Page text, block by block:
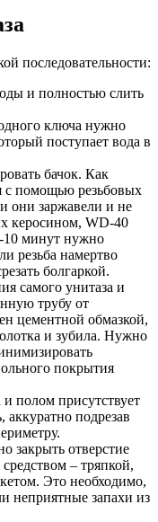
последовательности:
и полностью слить
ключа нужно
поступает вода в
бачок. Как
с помощью резьбовых
они заржавели и не
керосином, WD-40
10 минут нужно
резьба намертво
болгаркой.
самого унитаза и
трубу от
цементной обмазкой,
и зубила. Нужно
покрытия
полом присутствует
подрезав
закрыть отверстие
– тряпкой,
Это необходимо,
неприятные запахи из